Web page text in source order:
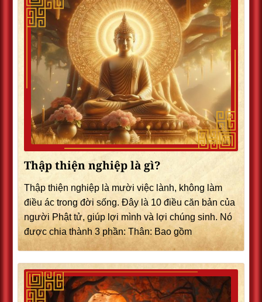
Thập thiện nghiệp là gì?
Thập thiện nghiệp là mười việc lành, không làm
điều ác trong đời sống. Đây là 10 điều căn bản của
người Phật tử, giúp lợi mình và lợi chúng sinh. Nó
được chia thành 3 phần: Thân: Bao gồm